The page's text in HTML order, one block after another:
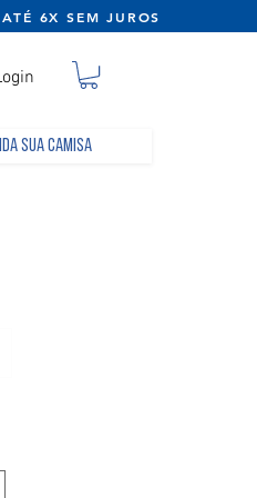
SEM JUROS
sua camisa